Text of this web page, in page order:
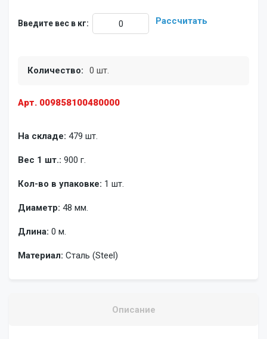
Арт. 009858100480000
На складе: 479 шт.
Вес 1 шт.: 900 г.
Кол-во в упаковке: 1 шт.
Диаметр: 48 мм.
Длина: 0 м.
Материал: Сталь (Steel)
Введите вес в кг: Рассчитать
Количество: 0 шт.
Описание